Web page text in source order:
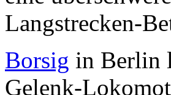
Langstrecken-
Borsig in Berlin
Gelenk-